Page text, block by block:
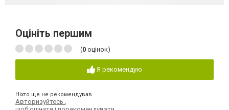
Оцініть першим
(0 оцінок)
Я рекомендую
Ніхто ще не рекомендував
Авторизуйтесь ,